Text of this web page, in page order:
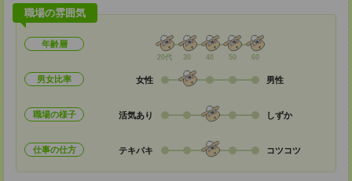
職場の雰囲気
年齢層
20代 30 40 50 60
男女比率 女性 男性
職場の様子 活気あり しずか
仕事の仕方 テキパキ コツコツ